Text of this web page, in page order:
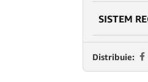
SISTEM
Distribuie: